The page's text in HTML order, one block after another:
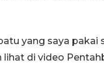
yang saya pakai
lihat di video